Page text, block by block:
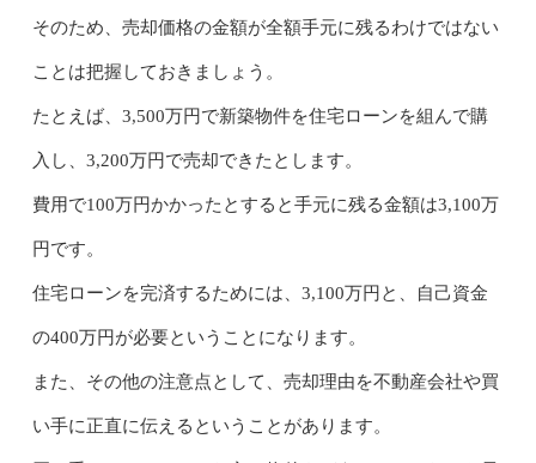
そのため、売却価格の金額が全額手元に残るわけではない
ことは把握しておきましょう。
たとえば、3,500万円で新築物件を住宅ローンを組んで購
入し、3,200万円で売却できたとします。
費用で100万円かかったとすると手元に残る金額は3,100万
円です。
住宅ローンを完済するためには、3,100万円と、自己資金
の400万円が必要ということになります。
また、その他の注意点として、売却理由を不動産会社や買
い手に正直に伝えるということがあります。